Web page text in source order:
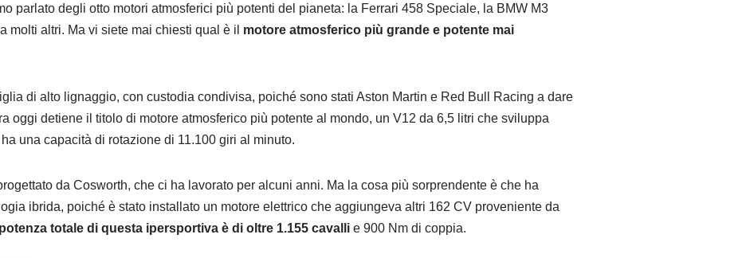
parlato degli otto motori atmosferici più potenti del pianeta: la Ferrari 458 Speciale, la BMW M3
molti altri. Ma vi siete mai chiesti qual è il motore atmosferico più grande e potente mai
di alto lignaggio, con custodia condivisa, poiché sono stati Aston Martin e Red Bull Racing a dare
oggi detiene il titolo di motore atmosferico più potente al mondo, un V12 da 6,5 litri che sviluppa
una capacità di rotazione di 11.100 giri al minuto.
da Cosworth, che ci ha lavorato per alcuni anni. Ma la cosa più sorprendente è che ha
ibrida, poiché è stato installato un motore elettrico che aggiungeva altri 162 CV proveniente da
potenza totale di questa ipersportiva è di oltre 1.155 cavallie 900 Nm di coppia.